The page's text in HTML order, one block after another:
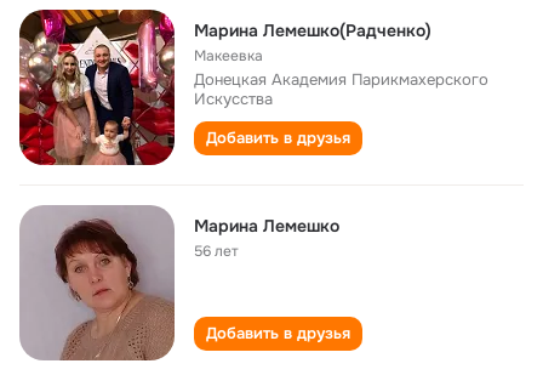
Марина Лемешко(Радченко)
Макеевка
Донецкая Академия Парикмахерского
Искусства
Добавить в друзья
Марина Лемешко
56 лет
Добавить в друзья